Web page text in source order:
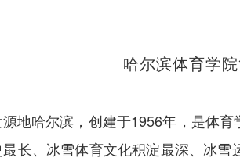
哈尔滨体育学
地哈尔滨，创建于1956年，是体
长、冰雪体育文化积淀最深、冰